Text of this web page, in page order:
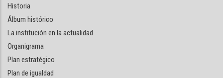
Historia
Álbum histórico
La institución en la actualidad
Organigrama
Plan estratégico
Plan de igualdad